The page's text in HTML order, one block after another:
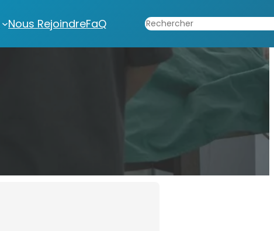
Nous RejoindreFaQ Rechercher